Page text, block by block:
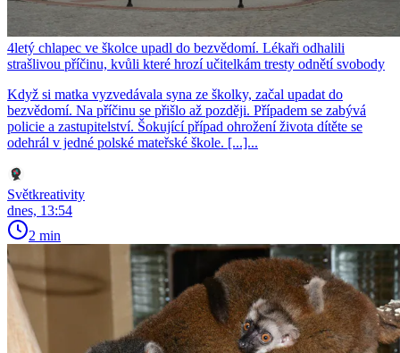
4letý chlapec ve školce upadl do bezvědomí. Lékaři odhalili
strašlivou příčinu, kvůli které hrozí učitelkám tresty odnětí svobody
Když si matka vyzvedávala syna ze školky, začal upadat do
bezvědomí. Na příčinu se přišlo až později. Případem se zabývá
policie a zastupitelství. Šokující případ ohrožení života dítěte se
odehrál v jedné polské mateřské škole. [...]...
Světkreativity
dnes, 13:54
2 min